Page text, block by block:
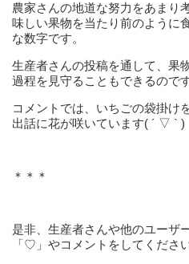
農家さんの地道な努力をあまり
味しい果物を当たり前のように
な数字です。
生産者さんの投稿を通して、果
過程を見守ることもできるのです
コメントでは、いちごの袋掛け
出話に花が咲いています( ´ ▽ ` )
＊＊＊
是非、生産者さんや他のユーザ
「♡」やコメントをしてください